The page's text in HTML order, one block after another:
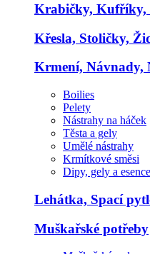
Krabičky, Kufříky,
Křesla, Stoličky,
Krmení, Návnady,
Boilies
Pelety
Nástrahy na háček
Těsta a gely
Umělé nástrahy
Krmítkové směsi
Dipy, gely a esence
Lehátka, Spací
Muškařské potřeby